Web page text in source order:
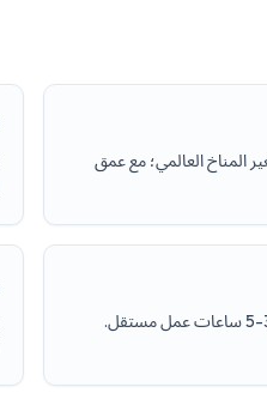
المناخ العالمي؛ مع عمق